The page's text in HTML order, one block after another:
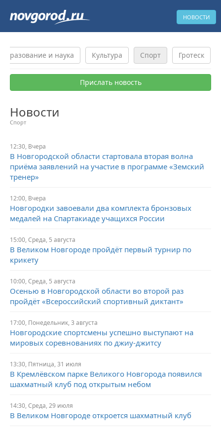
НОВОСТИ
Образование и наука Культура Спорт Гротеск
Прислать новость
Новости
Спорт
12:30, Вчера
В Новгородской области стартовала вторая волна
приёма заявлений на участие в программе «Земский
тренер»
12:00, Вчера
Новгородки завоевали два комплекта бронзовых
медалей на Спартакиаде учащихся России
15:00, Среда, 5 августа
В Великом Новгороде пройдёт первый турнир по
крикету
10:00, Среда, 5 августа
Осенью в Новгородской области во второй раз
пройдёт «Всероссийский спортивный диктант»
17:00, Понедельник, 3 августа
Новгородские спортсмены успешно выступают на
мировых соревнованиях по джиу-джитсу
13:30, Пятница, 31 июля
В Кремлёвском парке Великого Новгорода появился
шахматный клуб под открытым небом
14:30, Среда, 29 июля
В Великом Новгороде откроется шахматный клуб